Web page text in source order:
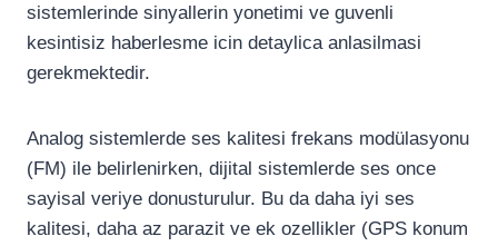
sistemlerinde sinyallerin yonetimi ve guvenli
kesintisiz haberlesme icin detaylica anlasilmasi
gerekmektedir.
Analog sistemlerde ses kalitesi frekans modülasyonu
(FM) ile belirlenirken, dijital sistemlerde ses once
sayisal veriye donusturulur. Bu da daha iyi ses
kalitesi, daha az parazit ve ek ozellikler (GPS konum